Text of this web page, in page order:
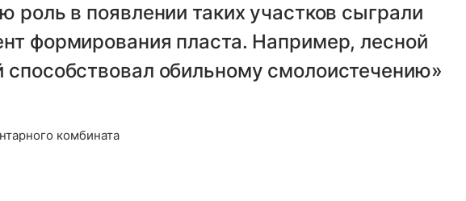
роль в появлении таких участков сыграли
формирования пласта. Например, лесной
способствовал обильному смолоистечению»
комбината